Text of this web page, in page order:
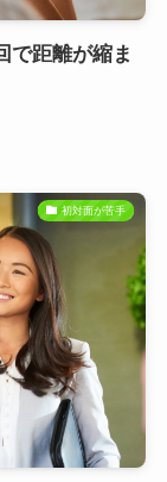
で距離が縮ま
初対面が苦手